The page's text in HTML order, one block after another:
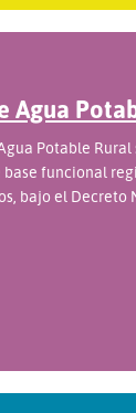
Agua
Potable
funcional
bajo el Decreto